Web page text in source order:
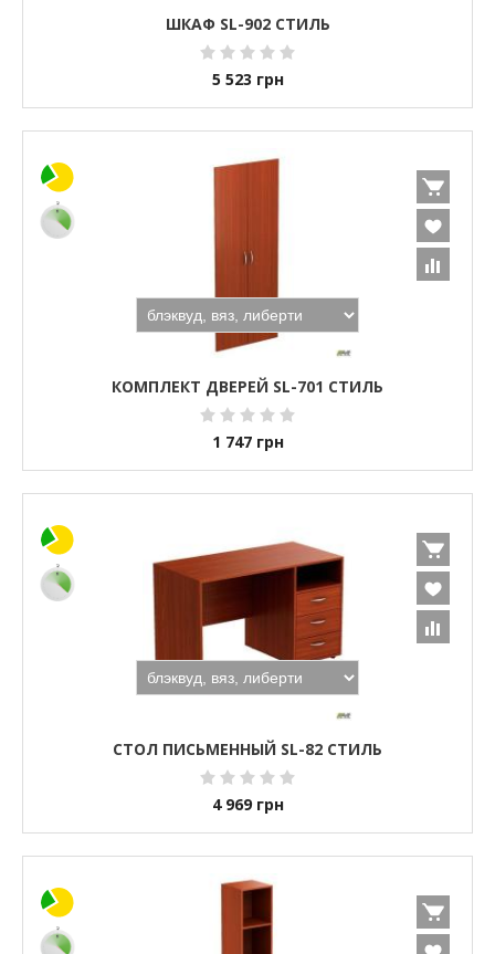
ШКАФ SL-902 СТИЛЬ
5 523 грн
КОМПЛЕКТ ДВЕРЕЙ SL-701 СТИЛЬ
1 747 грн
СТОЛ ПИСЬМЕННЫЙ SL-82 СТИЛЬ
4 969 грн